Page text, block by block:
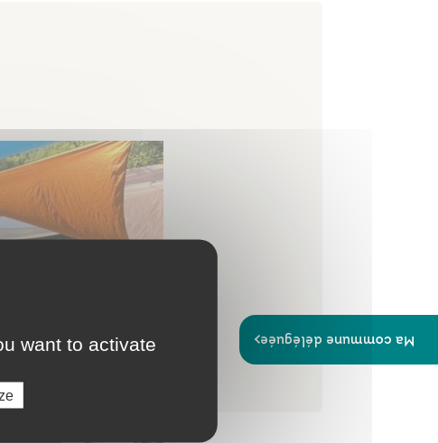
Ma commune déléguée
Annuaires
want to activate